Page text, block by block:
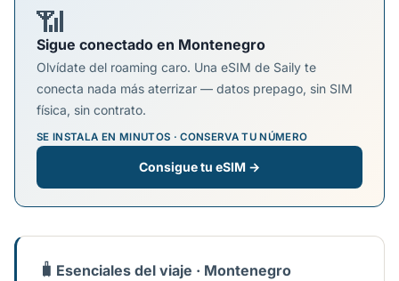
📶
Sigue conectado en Montenegro
Olvídate del roaming caro. Una eSIM de Saily te
conecta nada más aterrizar — datos prepago, sin SIM
física, sin contrato.
SE INSTALA EN MINUTOS · CONSERVA TU NÚMERO
Consigue tu eSIM →
🧳 Esenciales del viaje · Montenegro